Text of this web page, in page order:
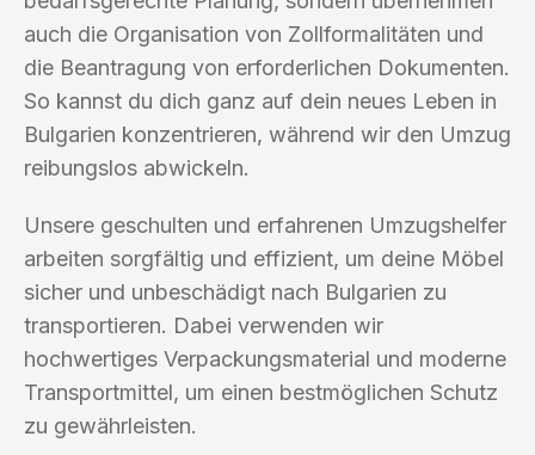
auch die Organisation von Zollformalitäten und
die Beantragung von erforderlichen Dokumenten.
So kannst du dich ganz auf dein neues Leben in
Bulgarien konzentrieren, während wir den Umzug
reibungslos abwickeln.
Unsere geschulten und erfahrenen Umzugshelfer
arbeiten sorgfältig und effizient, um deine Möbel
sicher und unbeschädigt nach Bulgarien zu
transportieren. Dabei verwenden wir
hochwertiges Verpackungsmaterial und moderne
Transportmittel, um einen bestmöglichen Schutz
zu gewährleisten.